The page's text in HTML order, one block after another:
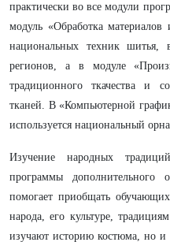
практически во все модули
модуль «Обработка
национальных техник
регионов, а в модуле
традиционного ткачества и
тканей. В «Компьютерной
используется национальный
Изучение народных
программы дополнительного
помогает приобщать
народа, его культуре,
изучают историю костюма, но и